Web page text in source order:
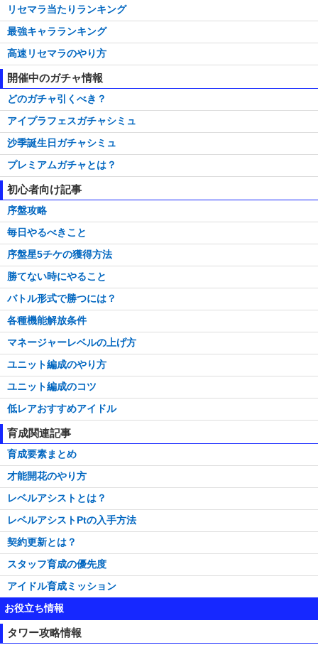
リセマラ当たりランキング
最強キャラランキング
高速リセマラのやり方
開催中のガチャ情報
どのガチャ引くべき？
アイプラフェスガチャシミュ
沙季誕生日ガチャシミュ
プレミアムガチャとは？
初心者向け記事
序盤攻略
毎日やるべきこと
序盤星5チケの獲得方法
勝てない時にやること
バトル形式で勝つには？
各種機能解放条件
マネージャーレベルの上げ方
ユニット編成のやり方
ユニット編成のコツ
低レアおすすめアイドル
育成関連記事
育成要素まとめ
才能開花のやり方
レベルアシストとは？
レベルアシストPtの入手方法
契約更新とは？
スタッフ育成の優先度
アイドル育成ミッション
お役立ち情報
タワー攻略情報